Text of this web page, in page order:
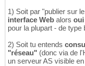
1) Soit par "publier sur
interface Web alors oui
pour la plupart - de
2) Soit tu entends
"réseau" (donc via de
un serveur AS visible